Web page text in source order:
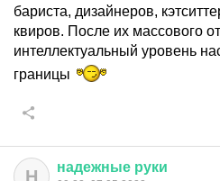
бариста, дизайнеров,
квиров. После их массового
интеллектуальный уровень
границы
Н надежные руки